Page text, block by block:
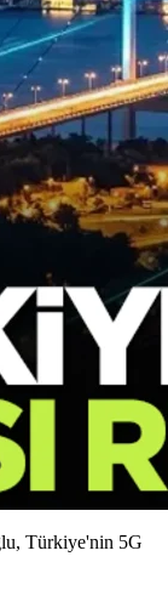
Türkiye'nin 5G